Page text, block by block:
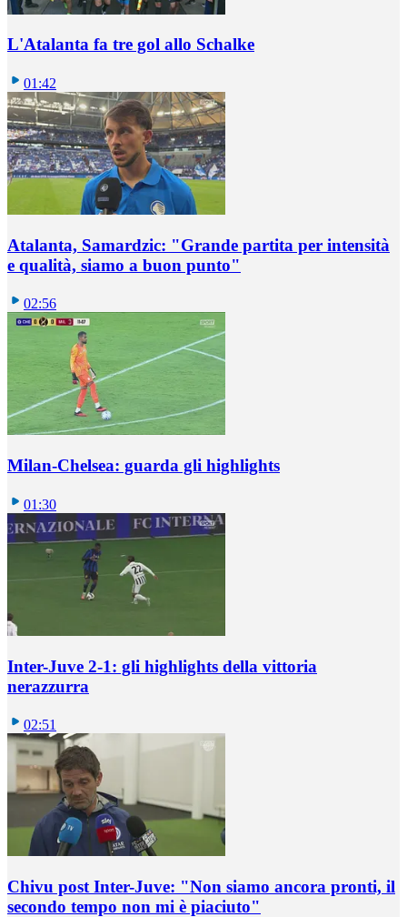
L'Atalanta fa tre gol allo Schalke
01:42
Atalanta, Samardzic: "Grande partita per intensità
e qualità, siamo a buon punto"
02:56
Milan-Chelsea: guarda gli highlights
01:30
Inter-Juve 2-1: gli highlights della vittoria
nerazzurra
02:51
Chivu post Inter-Juve: "Non siamo ancora pronti, il
secondo tempo non mi è piaciuto"